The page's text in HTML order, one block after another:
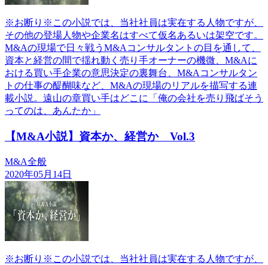
※お断り※この小説では、当社社員は実在する人物ですが、
その他の登場人物や企業名はすべて仮名あるいは架空です。
M&Aの現場で日々戦うM&Aコンサルタントの目を通して、
資本と経営の間で揺れ動く売り手オーナーの機微、M&Aに
おける買い手企業の意思決定の裏舞台、M&Aコンサルタン
トの仕事の醍醐味など、M&Aの現場のリアルを描写する連
載小説。遠山の章買い手はどこに「俺の会社を売り飛ばそう
ってのは、あんたか」
【M&A小説】資本か、経営か Vol.3
M&A全般
2020年05月14日
※お断り※この小説では、当社社員は実在する人物ですが、